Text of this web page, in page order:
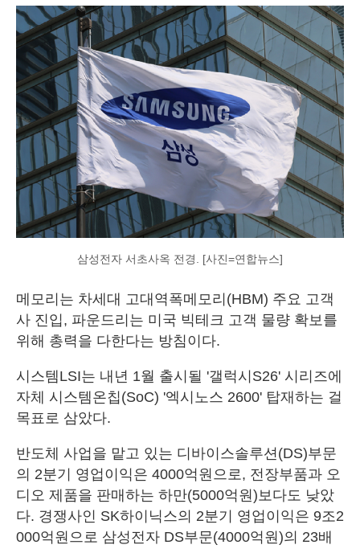
삼성전자 서초사옥 전경. [사진=연합뉴스]
메모리는 차세대 고대역폭메모리(HBM) 주요 고객
사 진입, 파운드리는 미국 빅테크 고객 물량 확보를
위해 총력을 다한다는 방침이다.
시스템LSI는 내년 1월 출시될 '갤럭시S26' 시리즈에
자체 시스템온칩(SoC) '엑시노스 2600' 탑재하는 걸
목표로 삼았다.
반도체 사업을 맡고 있는 디바이스솔루션(DS)부문
의 2분기 영업이익은 4000억원으로, 전장부품과 오
디오 제품을 판매하는 하만(5000억원)보다도 낮았
다. 경쟁사인 SK하이닉스의 2분기 영업이익은 9조2
000억원으로 삼성전자 DS부문(4000억원)의 23배